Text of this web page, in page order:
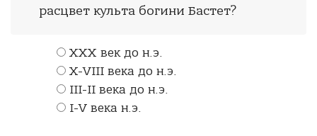
расцвет культа богини Бастет?
XXX век до н.э.
X-VIII века до н.э.
III-II века до н.э.
I-V века н.э.